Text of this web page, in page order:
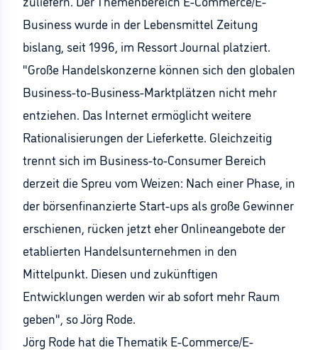
Business wurde in der Lebensmittel Zeitung
bislang, seit 1996, im Ressort Journal platziert.
"Große Handelskonzerne können sich den globalen
Business-to-Business-Marktplätzen nicht mehr
entziehen. Das Internet ermöglicht weitere
Rationalisierungen der Lieferkette. Gleichzeitig
trennt sich im Business-to-Consumer Bereich
derzeit die Spreu vom Weizen: Nach einer Phase, in
der börsenfinanzierte Start-ups als große Gewinner
erschienen, rücken jetzt eher Onlineangebote der
etablierten Handelsunternehmen in den
Mittelpunkt. Diesen und zukünftigen
Entwicklungen werden wir ab sofort mehr Raum
geben", so Jörg Rode.
Jörg Rode hat die Thematik E-Commerce/E-